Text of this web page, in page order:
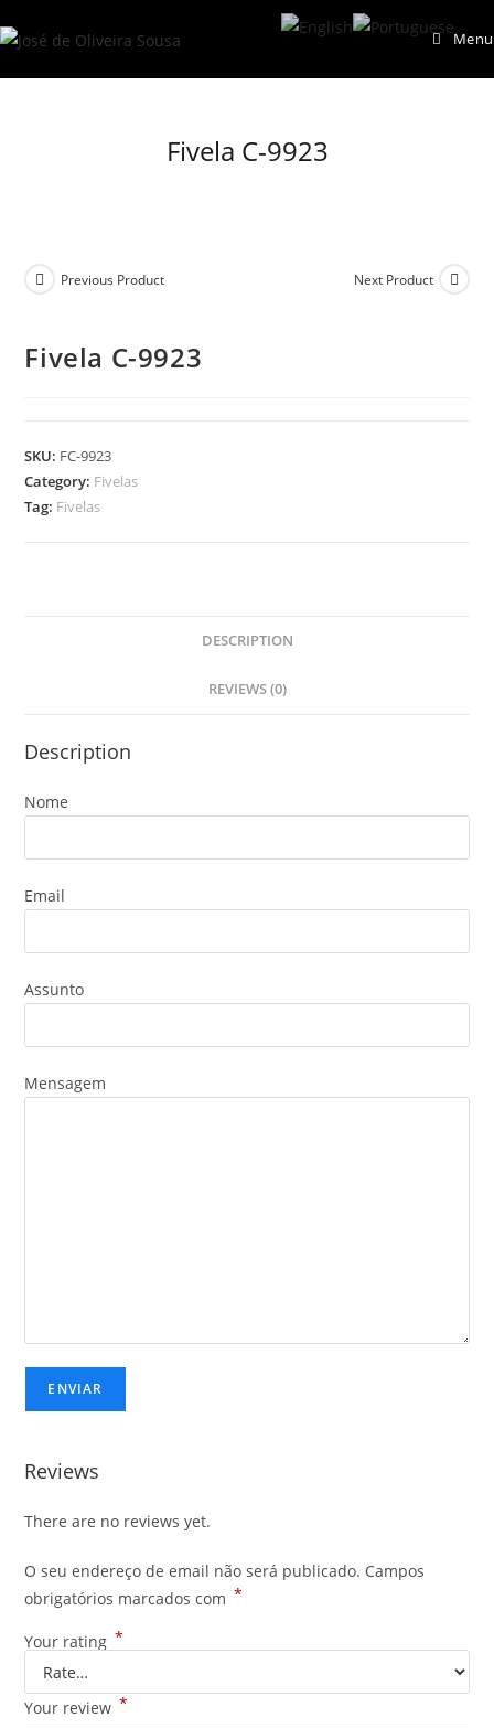
to
Menu
Fivela C-9923
Previous Product Next Product
Fivela C-9923
SKU: FC-9923
Category: Fivelas
Tag: Fivelas
DESCRIPTION
REVIEWS (0)
Description
Nome
Email
Assunto
Mensagem
Reviews
There are no reviews yet.
O seu endereço de email não será publicado. Campos
obrigatórios marcados com *
Your rating *
Your review *